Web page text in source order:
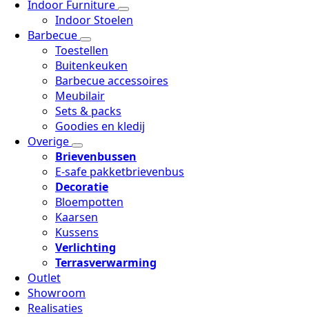
Indoor Furniture
Indoor Stoelen
Barbecue
Toestellen
Buitenkeuken
Barbecue accessoires
Meubilair
Sets & packs
Goodies en kledij
Overige
Brievenbussen
E-safe pakketbrievenbus
Decoratie
Bloempotten
Kaarsen
Kussens
Verlichting
Terrasverwarming
Outlet
Showroom
Realisaties